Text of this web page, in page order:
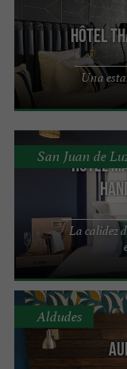
Hôtel
Una
Hôtel
La calidez
San Juan de
Aldudes